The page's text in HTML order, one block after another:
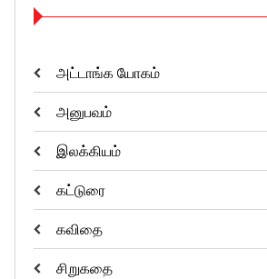
அட்டாங்க யோகம்
அனுபவம்
இலக்கியம்
கட்டுரை
கவிதை
சிறுகதை